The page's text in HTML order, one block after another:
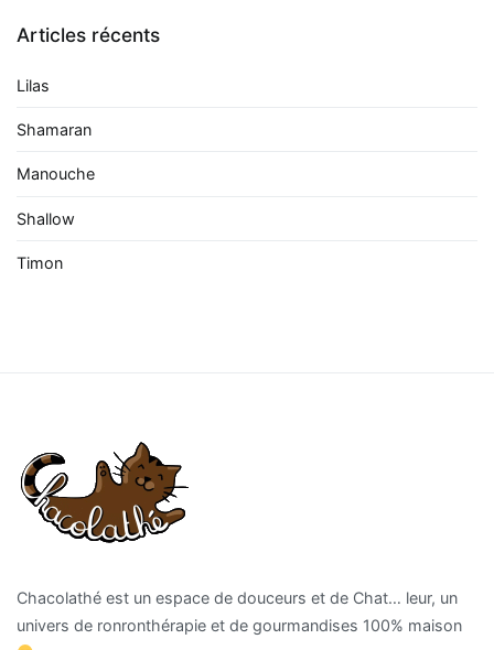
Articles récents
Lilas
Shamaran
Manouche
Shallow
Timon
Chacolathé est un espace de douceurs et de Chat… leur, un
univers de ronronthérapie et de gourmandises 100% maison